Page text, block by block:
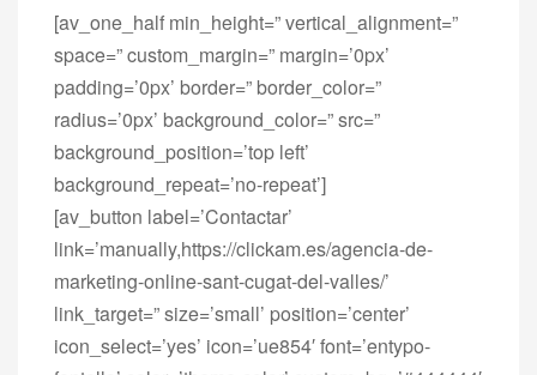
[av_one_half min_height=” vertical_alignment=”
space=” custom_margin=” margin=’0px’
padding=’0px’ border=” border_color=”
radius=’0px’ background_color=” src=”
background_position=’top left’
background_repeat=’no-repeat’]
[av_button label=’Contactar’
link=’manually,https://clickam.es/agencia-de-
marketing-online-sant-cugat-del-valles/’
link_target=” size=’small’ position=’center’
icon_select=’yes’ icon=’ue854′ font=’entypo-